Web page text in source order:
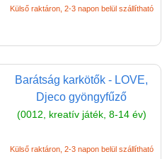
Külső raktáron, 2-3 napon belül szállítható
Barátság karkötők - LOVE,
Djeco gyöngyfűző
(0012, kreatív játék, 8-14 év)
Külső raktáron, 2-3 napon belül szállítható